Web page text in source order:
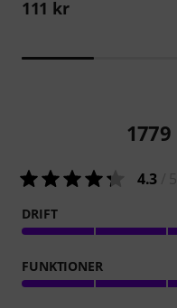
111 kr
1779
4.3
DRIFT
FUNKTIONER